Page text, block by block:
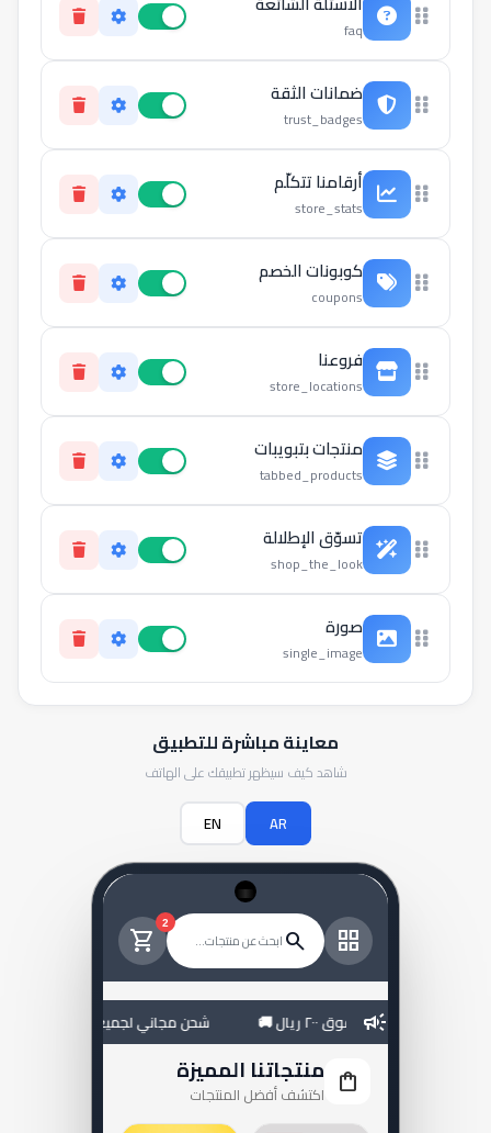
faq
ضمانات الثقة
trust_badges
أرقامنا تتكلّم
store_stats
كوبونات الخصم
coupons
فروعنا
store_locations
منتجات بتبويبات
tabbed_products
تسوّق الإطلالة
shop_the_look
صورة
single_image
معاينة مباشرة للتطبيق
شاهد كيف سيظهر تطبيقك على الهاتف
AR
EN